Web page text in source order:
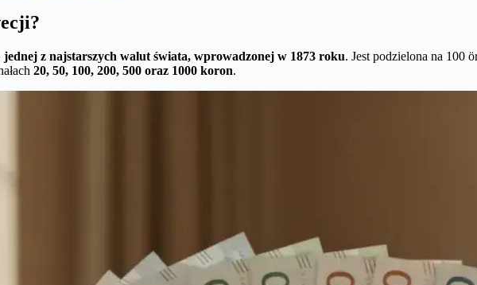
jednej z najstarszych walut świata, wprowadzonej w 1873 roku. Jest podzielona na 100
20, 50, 100, 200, 500 oraz 1000 koron.